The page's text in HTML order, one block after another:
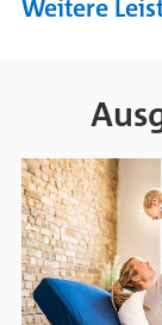
Weitere